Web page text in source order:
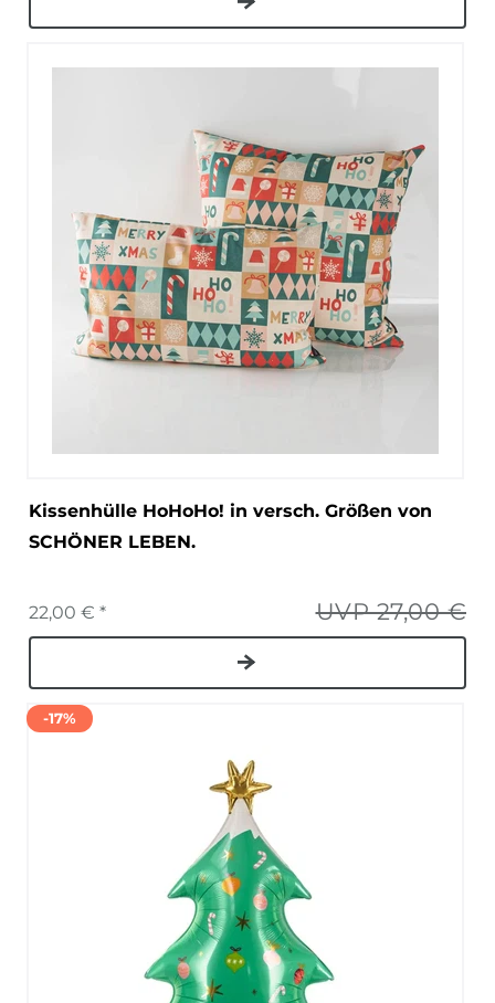
Kissenhülle HoHoHo! in versch. Größen von
SCHÖNER LEBEN.
UVP 27,00 €
22,00 € *
-17%